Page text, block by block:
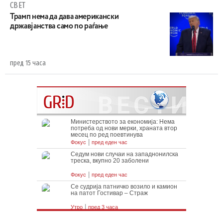
СВЕТ
Трамп нема да дава американски
државјанства само по раѓање
пред 15 часа